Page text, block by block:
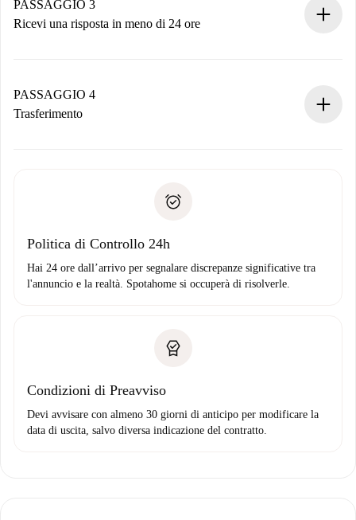
non accetta.
PASSAGGIO 3
Ricevi una risposta in meno di 24 ore
contatto con il proprietario.
Se rifiutata: non ti addebiteremo nulla e ti proporremo
Domiciliazione del pagamento
PASSAGGIO 4
Trasferimento
solo se non segnali problemi.
Politica di Controllo 24h
Hai 24 ore dall’arrivo per segnalare discrepanze significative tra
l'annuncio e la realtà. Spotahome si occuperà di risolverle.
Condizioni di Preavviso
Devi avvisare con almeno 30 giorni di anticipo per modificare la
data di uscita, salvo diversa indicazione del contratto.